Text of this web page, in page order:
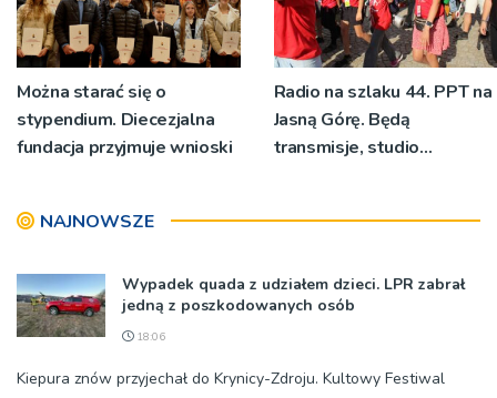
Można starać się o
stypendium. Diecezjalna
fundacja przyjmuje wnioski
Radio na szlaku 44. PPT na
Jasną Górę. Będą
transmisje, studio
NAJNOWSZE
Wypadek quada z udziałem dzieci. LPR zabrał
jedną z poszkodowanych osób
18:06
Kiepura znów przyjechał do Krynicy-Zdroju. Kultowy Festiwal